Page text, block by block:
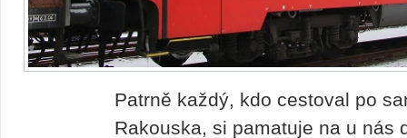
Patrně každý, kdo cestoval po
Rakouska, si pamatuje na u nás